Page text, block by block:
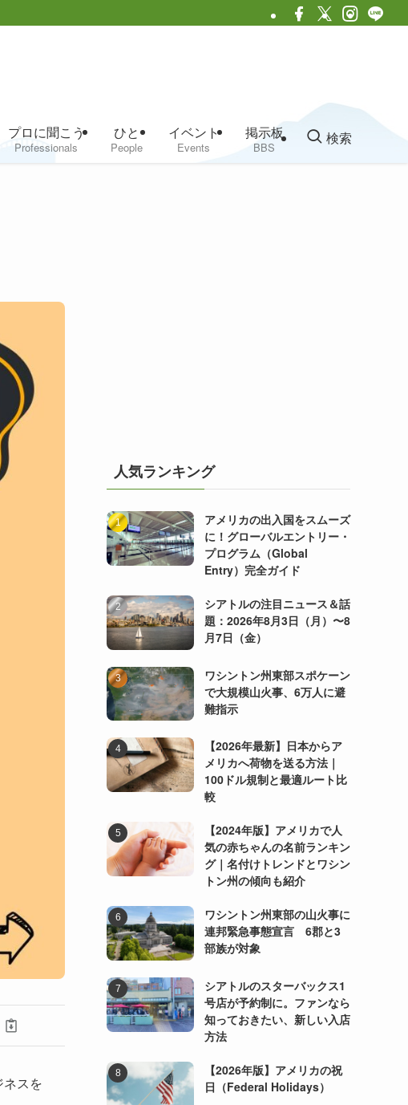
プロに聞こう
Professionals
ひと
People
イベント
Events
掲示板
BBS
検索
スを
人気ランキング
アメリカの出入国をスムーズ
に！グローバルエントリー・
プログラム（Global
Entry）完全ガイド
シアトルの注目ニュース＆話
題：2026年8月3日（月）〜8
月7日（金）
ワシントン州東部スポケーン
で大規模山火事、6万人に避
難指示
【2026年最新】日本からア
メリカへ荷物を送る方法｜
100ドル規制と最適ルート比
較
【2024年版】アメリカで人
気の赤ちゃんの名前ランキン
グ｜名付けトレンドとワシン
トン州の傾向も紹介
ワシントン州東部の山火事に
連邦緊急事態宣言 6郡と3
部族が対象
シアトルのスターバックス1
号店が予約制に。ファンなら
知っておきたい、新しい入店
方法
【2026年版】アメリカの祝
日（Federal Holidays）